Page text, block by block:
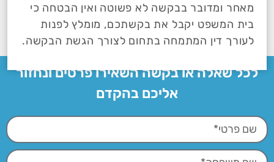
מאחר ומדובר בבקשה לא פשוטה ואין הבטחה כי
בית המשפט יקבל את בקשתכם, מומלץ לפנות
לעורך דין המתמחה בתחום לצורך הגשת הבקשה.
לכל שאלה או בקשה השאירו פרטים ונחזור
אליכם בהקדם